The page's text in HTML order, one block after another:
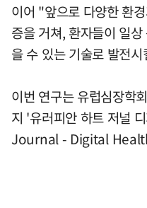
이어 "앞으로 다양한 환
증을 거쳐, 환자들이 일
을 수 있는 기술로 발전
이번 연구는 유럽심장학
지 '유러피안 하트 저널
Journal - Digital